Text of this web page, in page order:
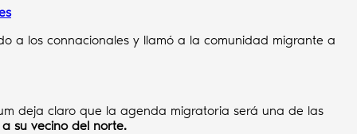
a los connacionales y llamó a la comunidad migrante a
deja claro que la agenda migratoria será una de las
su vecino del norte.